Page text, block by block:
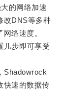
的网络加速
改DNS等多种
络速度。
步即可享受
快速的数据传